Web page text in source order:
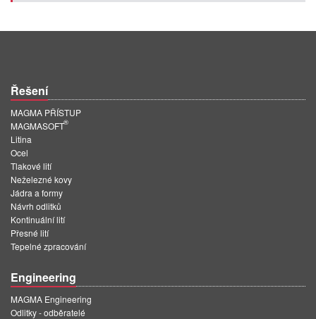
Řešení
MAGMA PŘÍSTUP
MAGMASOFT
®
Litina
Ocel
Tlakové lití
Neželezné kovy
Jádra a formy
Návrh odlitků
Kontinuální lití
Přesné lití
Tepelné zpracování
Engineering
MAGMA Engineering
Odlitky - odběratelé